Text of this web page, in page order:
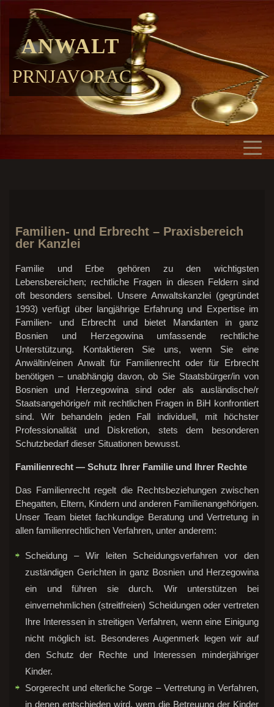
ANWALT
PRNJAVORAC
Familien- und Erbrecht – Praxisbereich
der Kanzlei
Familie und Erbe gehören zu den wichtigsten
Lebensbereichen; rechtliche Fragen in diesen Feldern sind
oft besonders sensibel. Unsere Anwaltskanzlei (gegründet
1993) verfügt über langjährige Erfahrung und Expertise im
Familien- und Erbrecht und bietet Mandanten in ganz
Bosnien und Herzegowina umfassende rechtliche
Unterstützung. Kontaktieren Sie uns, wenn Sie eine
Anwältin/einen Anwalt für Familienrecht oder für Erbrecht
benötigen – unabhängig davon, ob Sie Staatsbürger/in von
Bosnien und Herzegowina sind oder als ausländische/r
Staatsangehörige/r mit rechtlichen Fragen in BiH konfrontiert
sind. Wir behandeln jeden Fall individuell, mit höchster
Professionalität und Diskretion, stets dem besonderen
Schutzbedarf dieser Situationen bewusst.
Familienrecht — Schutz Ihrer Familie und Ihrer Rechte
Das Familienrecht regelt die Rechtsbeziehungen zwischen
Ehegatten, Eltern, Kindern und anderen Familienangehörigen.
Unser Team bietet fachkundige Beratung und Vertretung in
allen familienrechtlichen Verfahren, unter anderem:
Scheidung – Wir leiten Scheidungsverfahren vor den
zuständigen Gerichten in ganz Bosnien und Herzegowina
ein und führen sie durch. Wir unterstützen bei
einvernehmlichen (streitfreien) Scheidungen oder vertreten
Ihre Interessen in streitigen Verfahren, wenn eine Einigung
nicht möglich ist. Besonderes Augenmerk legen wir auf
den Schutz der Rechte und Interessen minderjähriger
Kinder.
Sorgerecht und elterliche Sorge – Vertretung in Verfahren,
in denen entschieden wird, wem die Betreuung der Kinder